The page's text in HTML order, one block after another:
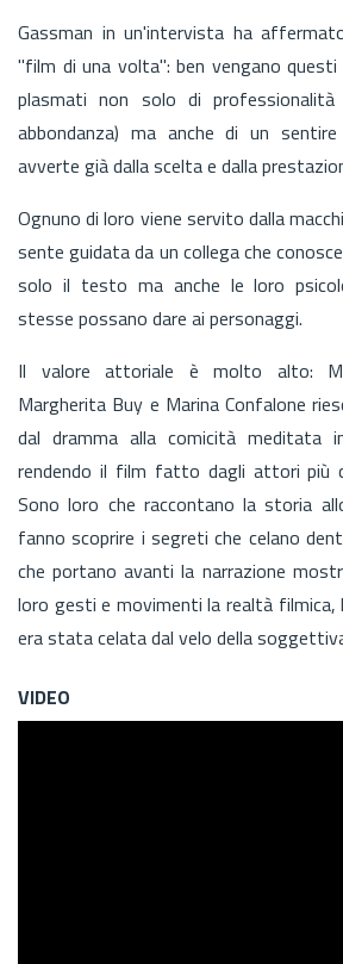
Gassman in un'intervista ha
"film di una volta": ben vengano
plasmati non solo di
abbondanza) ma anche di un
avverte già dalla scelta e dalla
Ognuno di loro viene servito dalla
sente guidata da un collega che
solo il testo ma anche le loro
stesse possano dare ai personaggi.
Il valore attoriale è molto alto:
Margherita Buy e Marina Confalone
dal dramma alla comicità meditata
rendendo il film fatto dagli attori più
Sono loro che raccontano la storia
fanno scoprire i segreti che celano
che portano avanti la narrazione
loro gesti e movimenti la realtà filmica,
era stata celata dal velo della
VIDEO